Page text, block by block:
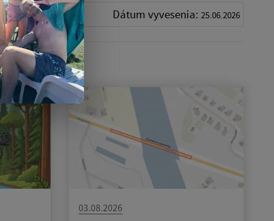
Dátum vyvesenia: 25.06.2026
03.08.2026